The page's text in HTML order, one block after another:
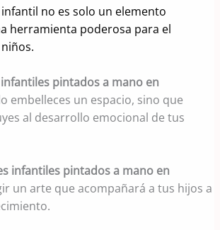
no es solo un elemento
herramienta poderosa para el
pintados a mano en
embelleces un espacio, sino que
al desarrollo emocional de tus
infantiles pintados a mano en
un arte que acompañará a tus hijos a